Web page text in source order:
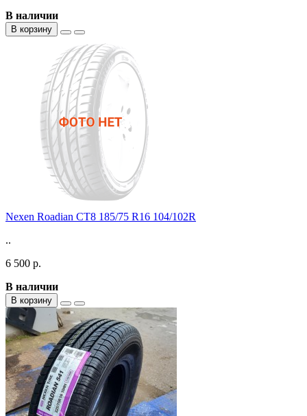
В наличии
В корзину
Nexen Roadian CT8 185/75 R16 104/102R
..
6 500 р.
В наличии
В корзину